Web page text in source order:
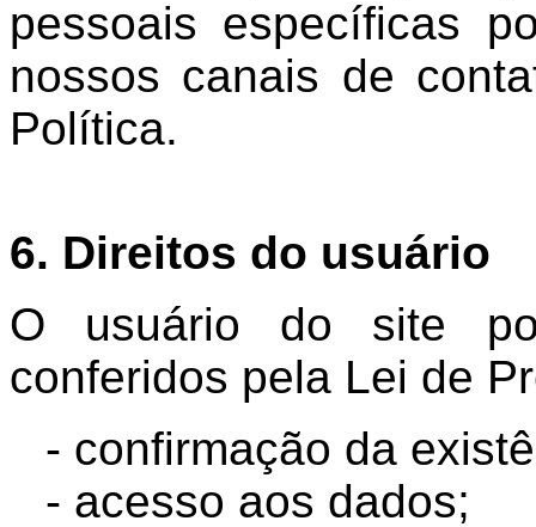
pessoais específicas
nossos canais de
Política.
6. Direitos do usuário
O usuário do site
conferidos pela Lei de
- confirmação da
- acesso aos dados;